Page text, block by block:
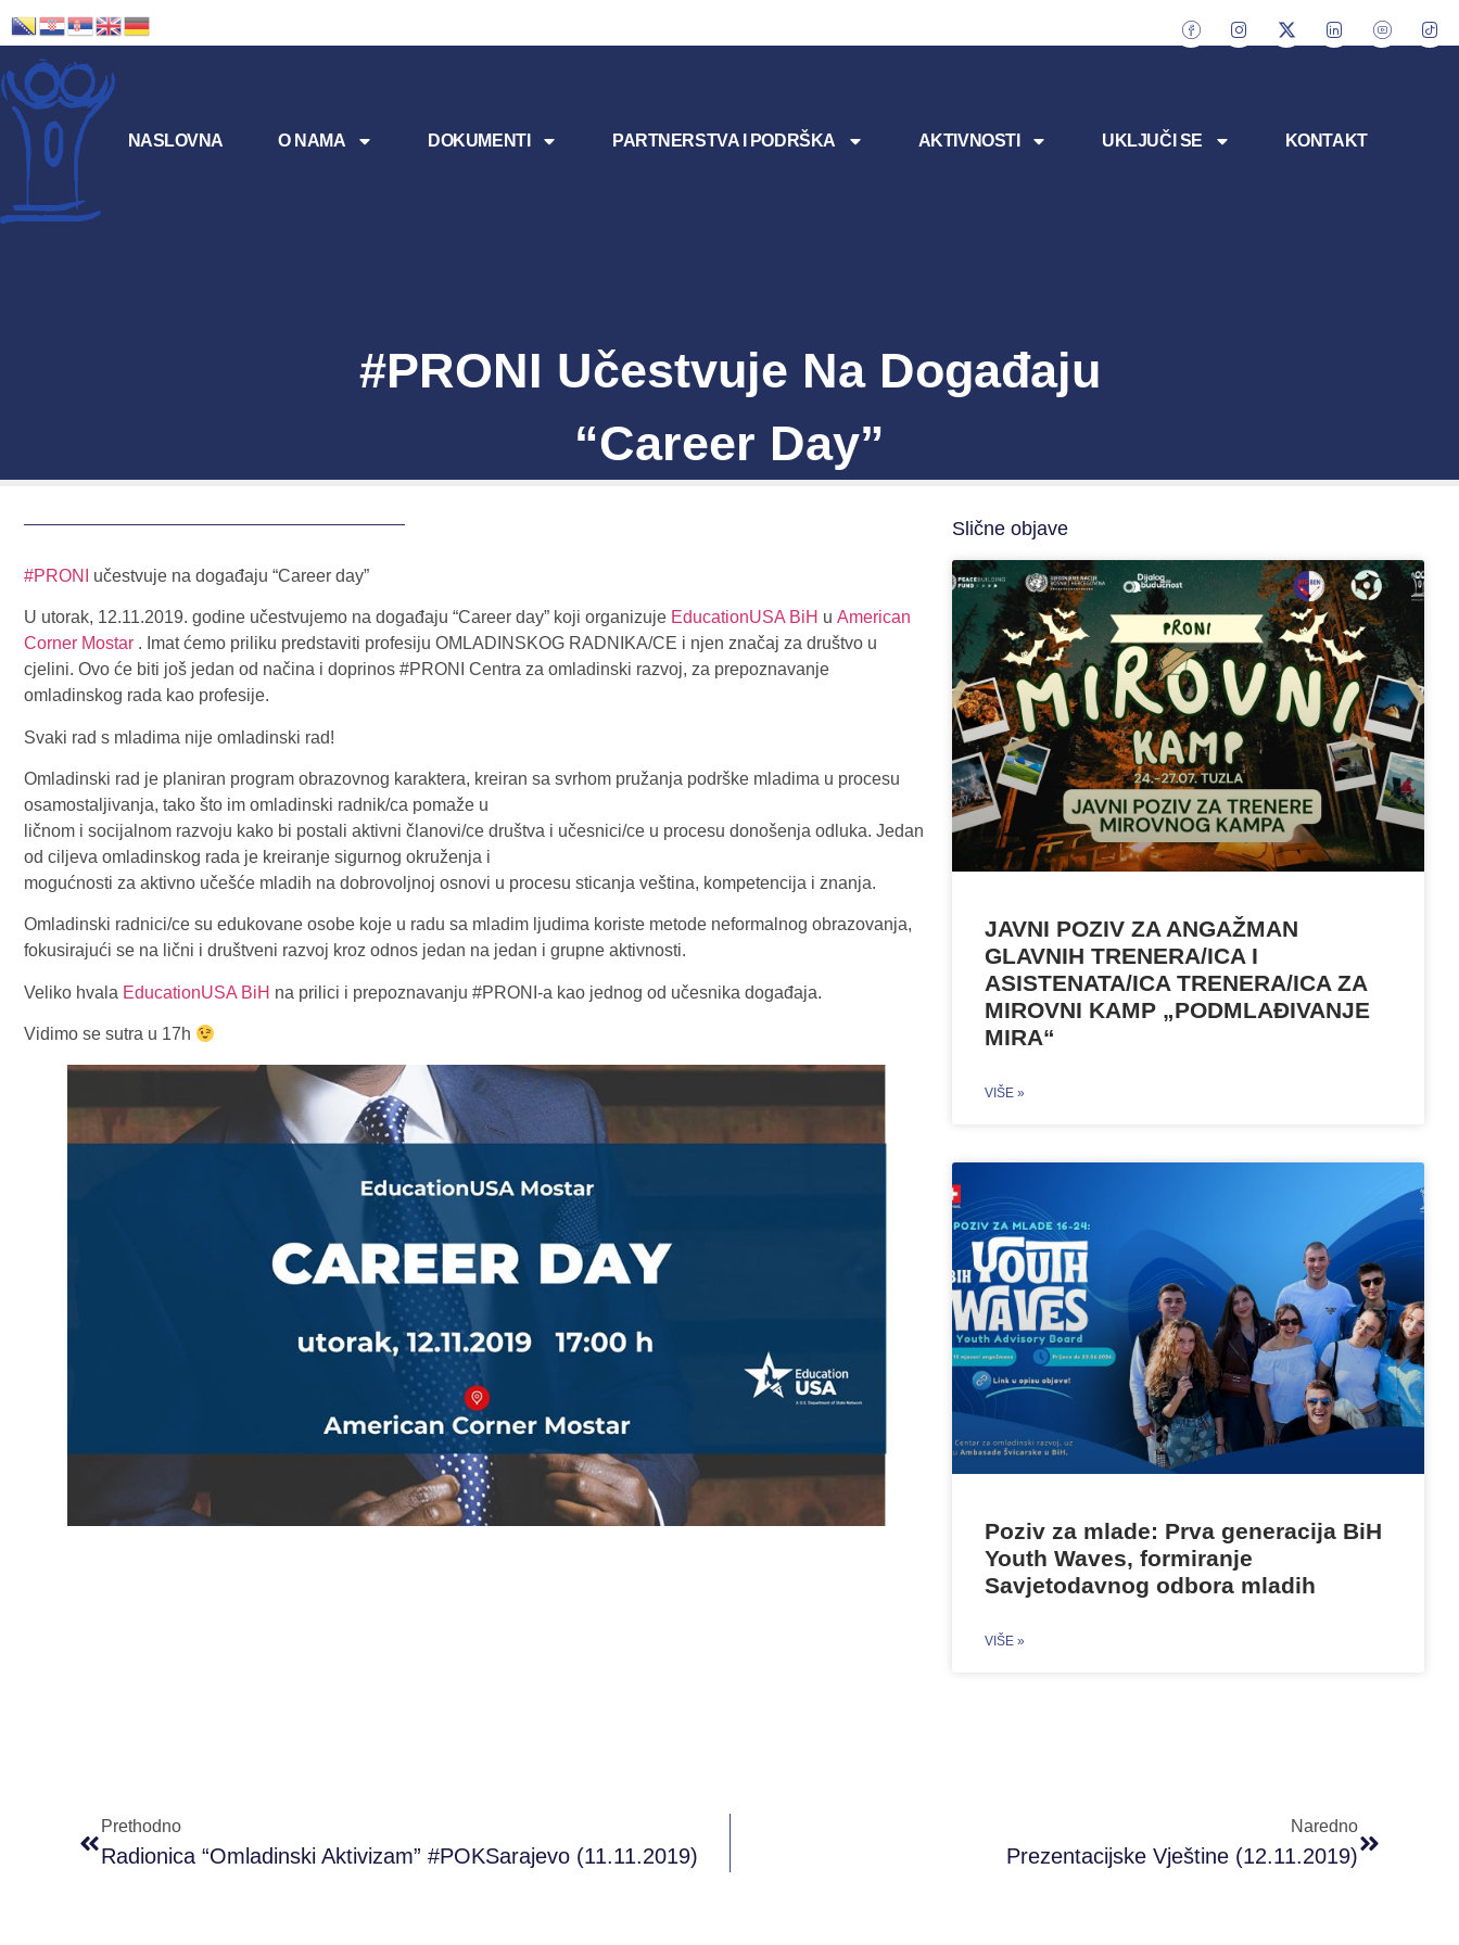
NASLOVNA O NAMA DOKUMENTI PARTNERSTVA I PODRŠKA AKTIVNOSTI UKLJUČI SE KONTAKT
#PRONI Učestvuje Na Događaju
“Career Day”
#PRONI učestvuje na događaju “Career day”
U utorak, 12.11.2019. godine učestvujemo na događaju “Career day” koji organizuje EducationUSA BiH u American
Corner Mostar . Imat ćemo priliku predstaviti profesiju OMLADINSKOG RADNIKA/CE i njen značaj za društvo u
cjelini. Ovo će biti još jedan od načina i doprinos #PRONI Centra za omladinski razvoj, za prepoznavanje
omladinskog rada kao profesije.
Svaki rad s mladima nije omladinski rad!
Omladinski rad je planiran program obrazovnog karaktera, kreiran sa svrhom pružanja podrške mladima u procesu
osamostaljivanja, tako što im omladinski radnik/ca pomaže u
ličnom i socijalnom razvoju kako bi postali aktivni članovi/ce društva i učesnici/ce u procesu donošenja odluka. Jedan
od ciljeva omladinskog rada je kreiranje sigurnog okruženja i
mogućnosti za aktivno učešće mladih na dobrovoljnoj osnovi u procesu sticanja veština, kompetencija i znanja.
Omladinski radnici/ce su edukovane osobe koje u radu sa mladim ljudima koriste metode neformalnog obrazovanja,
fokusirajući se na lični i društveni razvoj kroz odnos jedan na jedan i grupne aktivnosti.
Veliko hvala EducationUSA BiH na prilici i prepoznavanju #PRONI-a kao jednog od učesnika događaja.
Vidimo se sutra u 17h
Slične objave
JAVNI POZIV ZA ANGAŽMAN
GLAVNIH TRENERA/ICA I
ASISTENATA/ICA TRENERA/ICA ZA
MIROVNI KAMP „PODMLAĐIVANJE
MIRA“
VIŠE »
Poziv za mlade: Prva generacija BiH
Youth Waves, formiranje
Savjetodavnog odbora mladih
VIŠE »
Prethodno
Radionica “Omladinski Aktivizam” #POKSarajevo (11.11.2019)
Naredno
Prezentacijske Vještine (12.11.2019)